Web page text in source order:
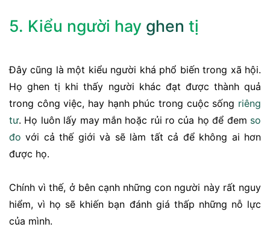
5. Kiểu người hay ghen tị
Đây cũng là một kiểu người khá phổ biến trong xã hội.
Họ ghen tị khi thấy người khác đạt được thành quả
trong công việc, hay hạnh phúc trong cuộc sống riêng
tư. Họ luôn lấy may mắn hoặc rủi ro của họ để đem so
đo với cả thế giới và sẽ làm tất cả để không ai hơn
được họ.
Chính vì thế, ở bên cạnh những con người này rất nguy
hiểm, vì họ sẽ khiến bạn đánh giá thấp những nỗ lực
của mình.